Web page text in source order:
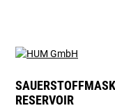
RESERVOIR